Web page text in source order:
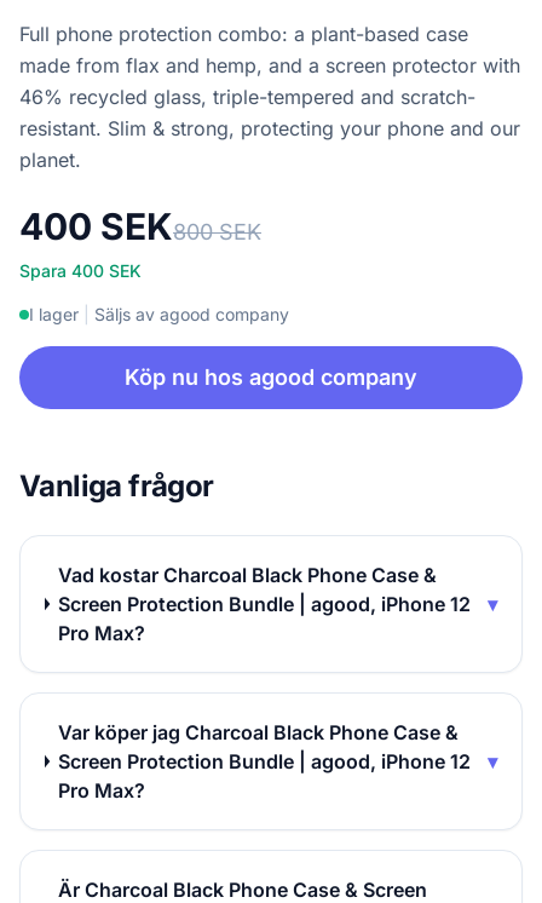
Full phone protection combo: a plant-based case
made from flax and hemp, and a screen protector with
46% recycled glass, triple-tempered and scratch-
resistant. Slim & strong, protecting your phone and our
planet.
400 SEK800 SEK
Spara 400 SEK
I lager Säljs av agood company
Köp nu hos agood company
Vanliga frågor
Vad kostar Charcoal Black Phone Case &
Screen Protection Bundle | agood, iPhone 12
Pro Max?
▾
Var köper jag Charcoal Black Phone Case &
Screen Protection Bundle | agood, iPhone 12
Pro Max?
▾
Är Charcoal Black Phone Case & Screen